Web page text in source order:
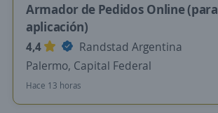
Armador de Pedidos Online (para
aplicación)
4,4
Randstad Argentina
Palermo, Capital Federal
Hace 13 horas